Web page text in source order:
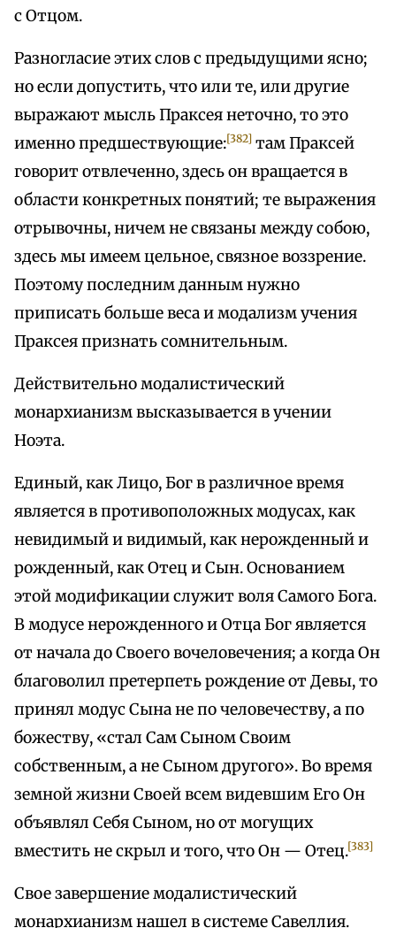
с Отцом.
Разногласие этих слов с предыдущими ясно;
но если допустить, что или те, или другие
выражают мысль Праксея неточно, то это
именно предшествующие:[382] там Праксей
говорит отвлеченно, здесь он вращается в
области конкретных понятий; те выражения
отрывочны, ничем не связаны между собою,
здесь мы имеем цельное, связное воззрение.
Поэтому последним данным нужно
приписать больше веса и модализм учения
Праксея признать сомнительным.
Действительно модалистический
монархианизм высказывается в учении
Ноэта.
Единый, как Лицо, Бог в различное время
является в противоположных модусах, как
невидимый и видимый, как нерожденный и
рожденный, как Отец и Сын. Основанием
этой модификации служит воля Самого Бога.
В модусе нерожденного и Отца Бог является
от начала до Своего вочеловечения; а когда Он
благоволил претерпеть рождение от Девы, то
принял модус Сына не по человечеству, а по
божеству, «стал Сам Сыном Своим
собственным, а не Сыном другого». Во время
земной жизни Своей всем видевшим Его Он
объявлял Себя Сыном, но от могущих
вместить не скрыл и того, что Он — Отец.[383]
Свое завершение модалистический
монархианизм нашел в системе Савеллия.